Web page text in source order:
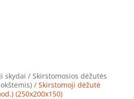
skydai / Skirstomosios dėžutės
/ Skirstomoji dėžutė
(250x200x150)